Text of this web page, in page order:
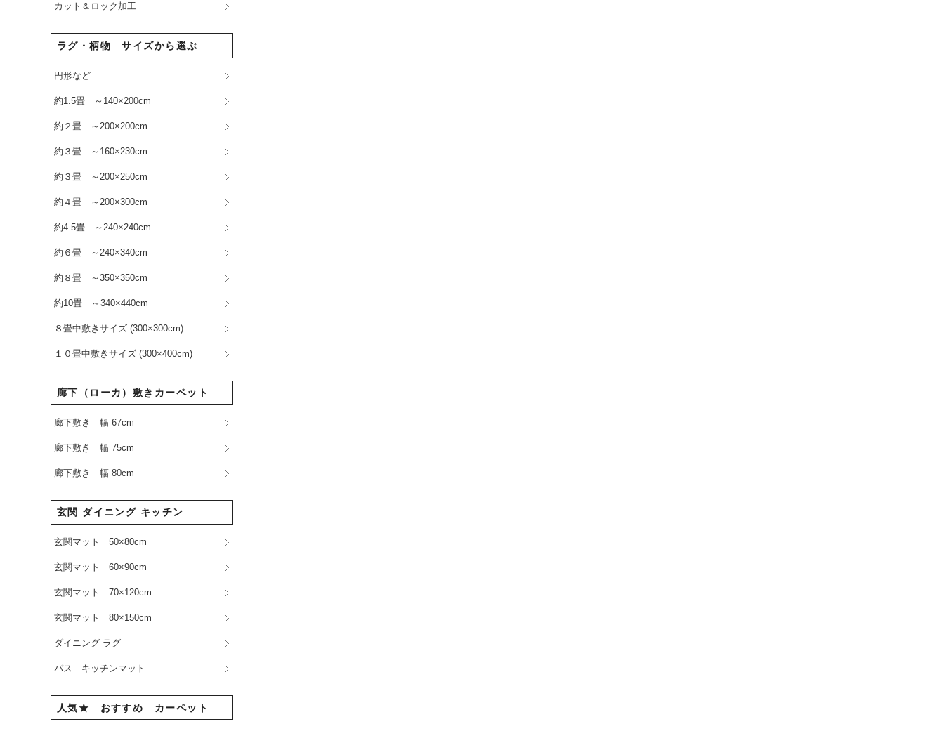
カット＆ロック加工
ラグ・柄物 サイズから選ぶ
円形など
約1.5畳 ～140×200cm
約２畳 ～200×200cm
約３畳 ～160×230cm
約３畳 ～200×250cm
約４畳 ～200×300cm
約4.5畳 ～240×240cm
約６畳 ～240×340cm
約８畳 ～350×350cm
約10畳 ～340×440cm
８畳中敷きサイズ (300×300cm)
１０畳中敷きサイズ (300×400cm)
廊下（ローカ）敷きカーペット
廊下敷き 幅 67cm
廊下敷き 幅 75cm
廊下敷き 幅 80cm
玄関 ダイニング キッチン
玄関マット 50×80cm
玄関マット 60×90cm
玄関マット 70×120cm
玄関マット 80×150cm
ダイニング ラグ
バス キッチンマット
人気★ おすすめ カーペット